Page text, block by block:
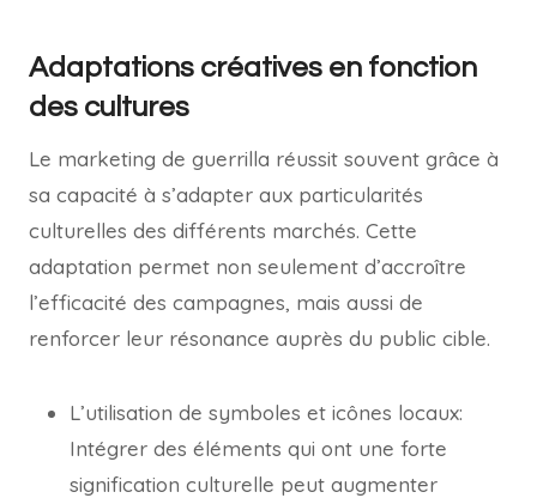
Adaptations créatives en fonction
des cultures
Le marketing de guerrilla réussit souvent grâce à
sa capacité à s’adapter aux particularités
culturelles des différents marchés. Cette
adaptation permet non seulement d’accroître
l’efficacité des campagnes, mais aussi de
renforcer leur résonance auprès du public cible.
L’utilisation de symboles et icônes locaux:
Intégrer des éléments qui ont une forte
signification culturelle peut augmenter